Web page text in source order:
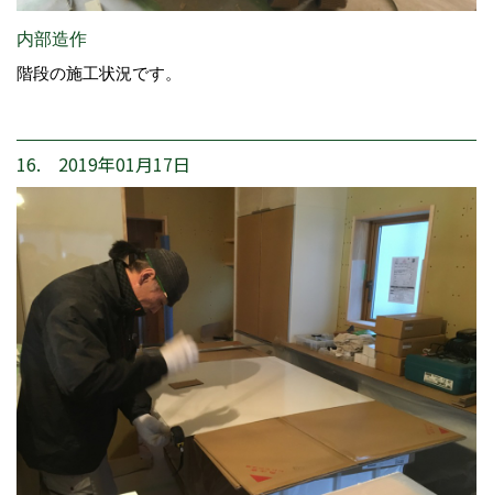
内部造作
階段の施工状況です。
16. 2019年01月17日